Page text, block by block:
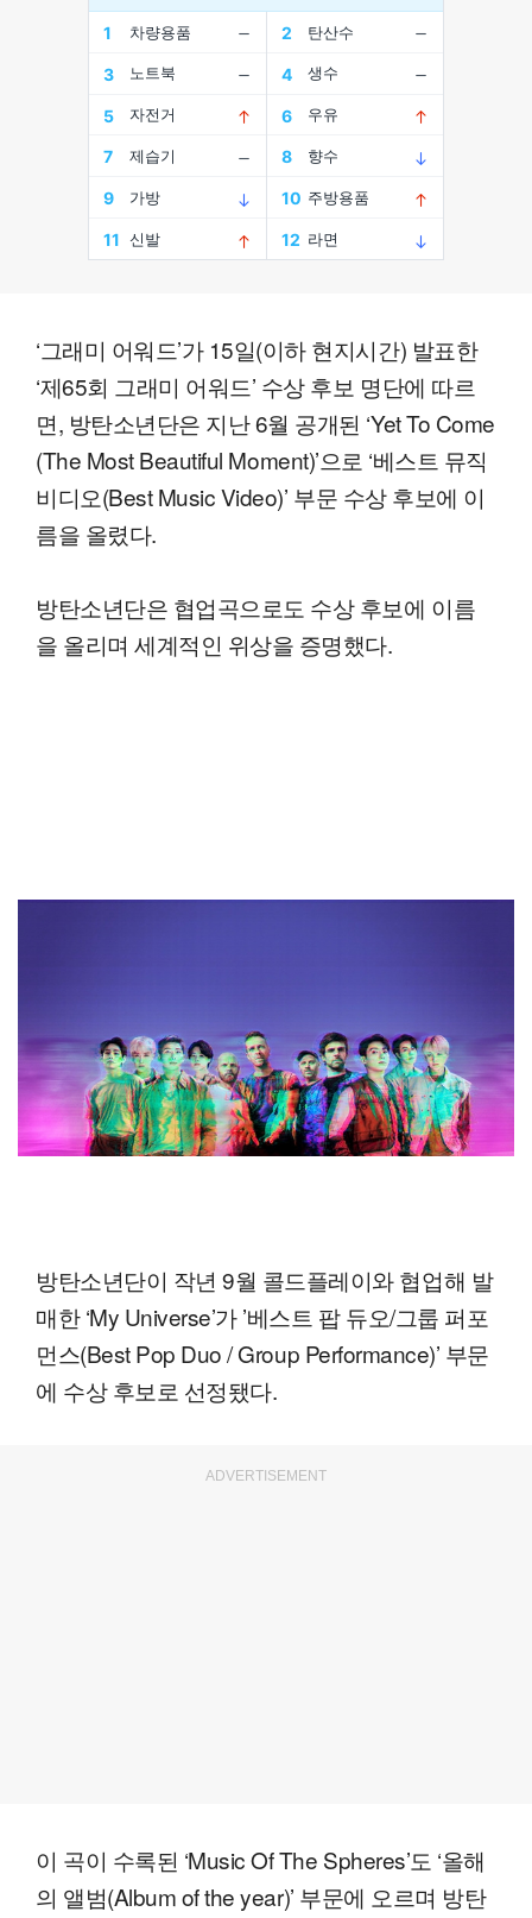
‘그래미 어워드’가 15일(이하 현지시간) 발표한
‘제65회 그래미 어워드’ 수상 후보 명단에 따르
면, 방탄소년단은 지난 6월 공개된 ‘Yet To Come
(The Most Beautiful Moment)’으로 ‘베스트 뮤직
비디오(Best Music Video)’ 부문 수상 후보에 이
름을 올렸다.
방탄소년단은 협업곡으로도 수상 후보에 이름
을 올리며 세계적인 위상을 증명했다.
방탄소년단이 작년 9월 콜드플레이와 협업해 발
매한 ‘My Universe’가 ’베스트 팝 듀오/그룹 퍼포
먼스(Best Pop Duo / Group Performance)’ 부문
에 수상 후보로 선정됐다.
ADVERTISEMENT
이 곡이 수록된 ‘Music Of The Spheres’도 ‘올해
의 앨범(Album of the year)’ 부문에 오르며 방탄